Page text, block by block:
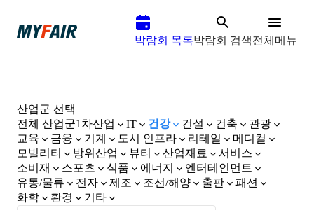
박람회 목록박람회 검색전체메뉴
산업군 선택
전체 산업군1차산업 IT 건강 건설 건축
관광
교육
금융 기계 도시 인프라 리테일
메디컬
모빌리티
방위산업 뷰티 산업재료
서비스
소비재
스포츠 식품 에너지
엔터테인먼트
유통/물류
전자 제조 조선/해양 출판
패션
화학
환경 기타